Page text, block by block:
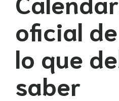
oficial
lo que
saber